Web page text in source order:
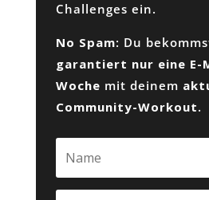
Challenges ein.
No Spam: Du
garantiert nur eine E-
Woche mit deinem
Community-Workout.